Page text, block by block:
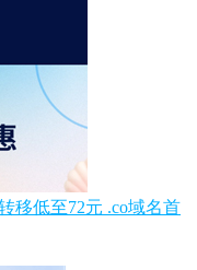
移低至72元 .co域名首